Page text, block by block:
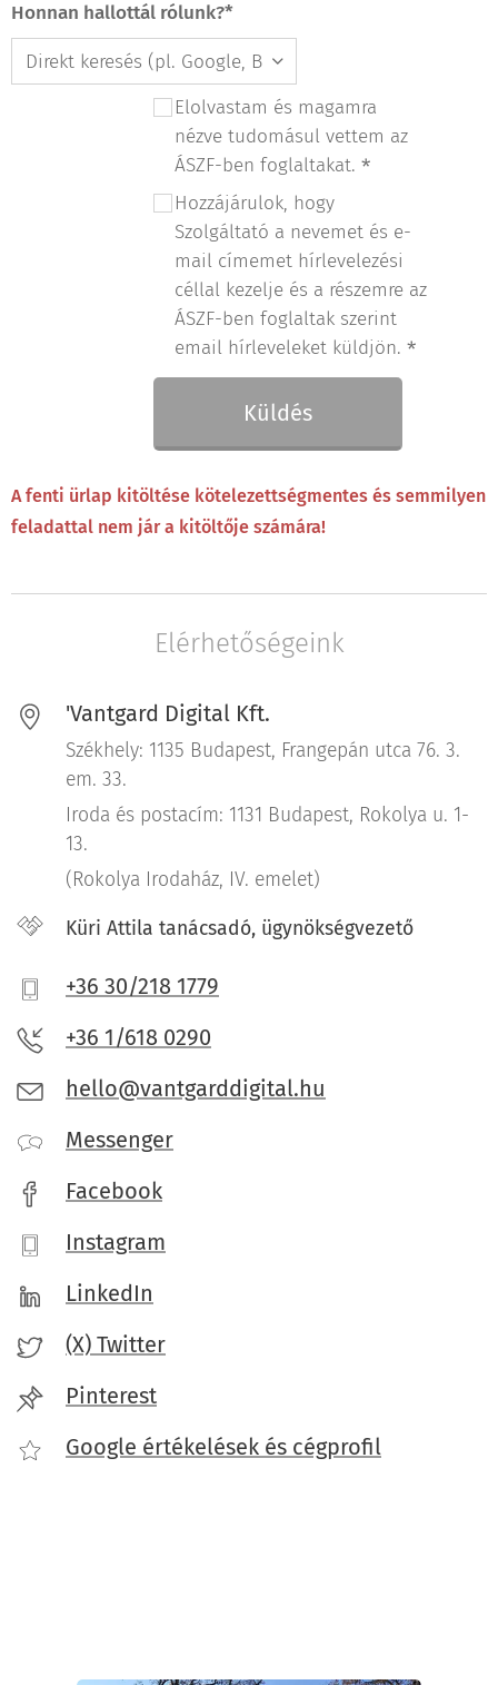
Honnan hallottál rólunk?*
Elolvastam és magamra
nézve tudomásul vettem az
ÁSZF-ben foglaltakat.
Hozzájárulok, hogy
Szolgáltató a nevemet és e-
mail címemet hírlevelezési
céllal kezelje és a részemre az
ÁSZF-ben foglaltak szerint
email hírleveleket küldjön.
Küldés
A fenti ürlap kitöltése kötelezettségmentes és semmilyen
feladattal nem jár a kitöltője számára!
Elérhetőségeink
'Vantgard Digital Kft.
Székhely: 1135 Budapest, Frangepán utca 76. 3.
em. 33.
Iroda és postacím: 1131 Budapest, Rokolya u. 1-
13.
(Rokolya Irodaház, IV. emelet)
Küri Attila tanácsadó, ügynökségvezető
+36 30/218 1779
+36 1/618 0290
hello@vantgarddigital.hu
Messenger
Facebook
Instagram
LinkedIn
(X) Twitter
Pinterest
Google értékelések és cégprofil